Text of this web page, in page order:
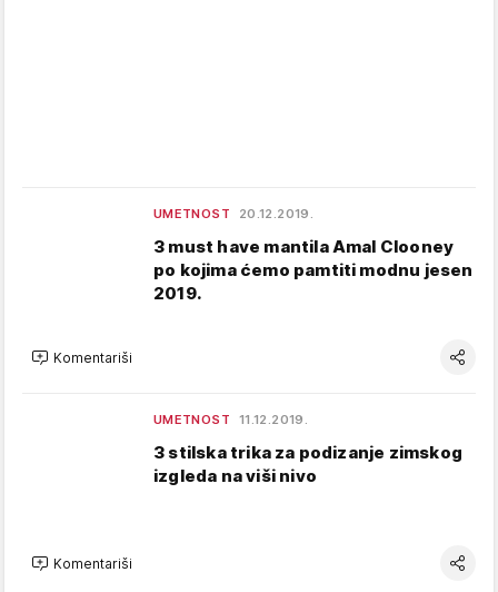
UMETNOST 20.12.2019.
3 must have mantila Amal Clooney
po kojima ćemo pamtiti modnu jesen
2019.
Komentariši
UMETNOST 11.12.2019.
3 stilska trika za podizanje zimskog
izgleda na viši nivo
Komentariši